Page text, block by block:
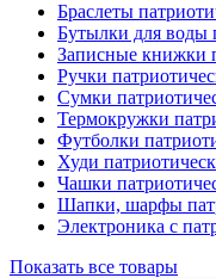
Браслеты
Бутылки для воды
Записные книжки
Ручки
Сумки
Термокружки
Футболки
Худи
Чашки
Шапки, шарфы
Электроника с
Показать все товары